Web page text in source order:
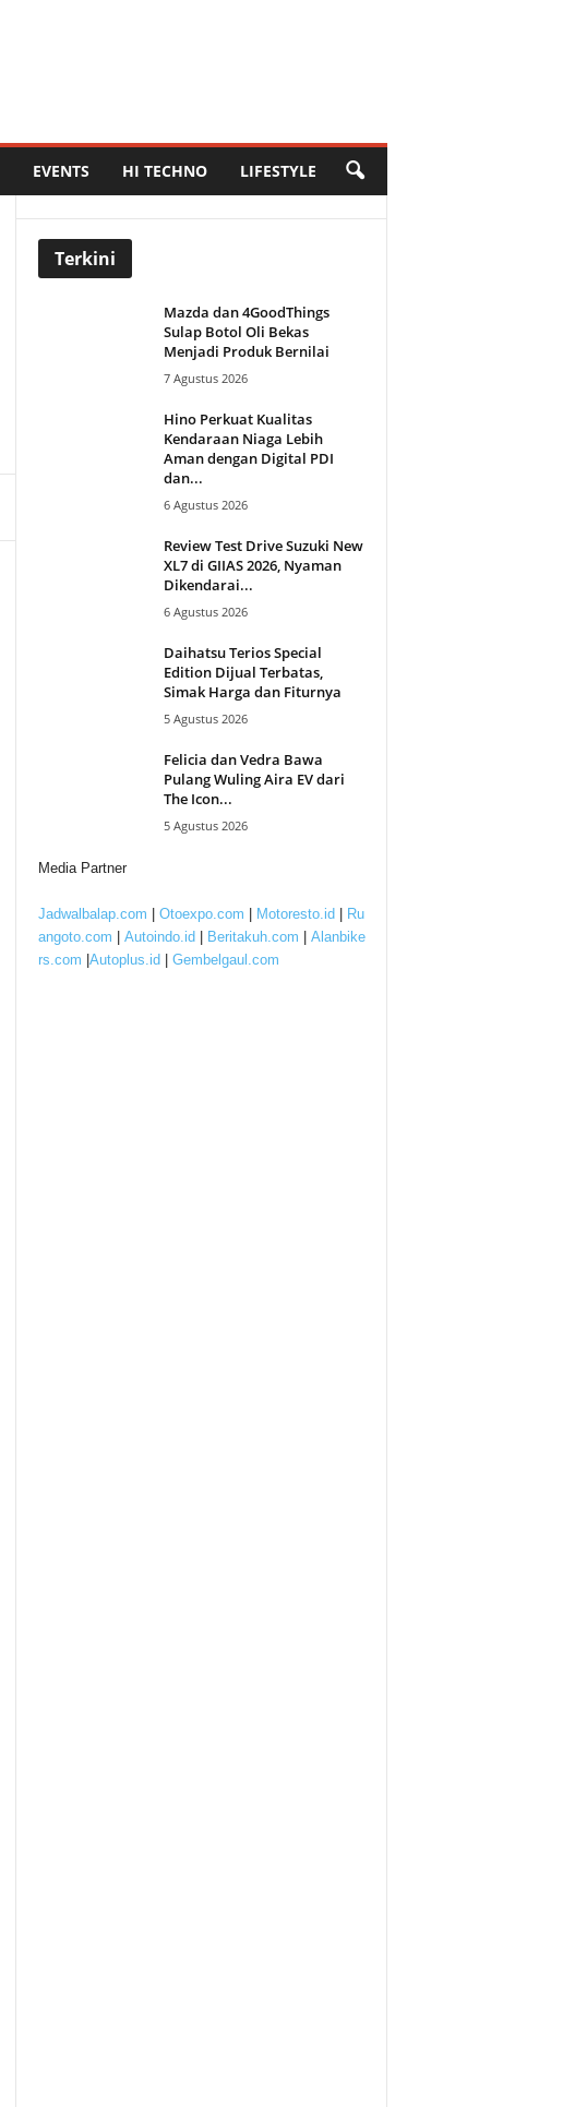
EVENTS HI TECHNO LIFESTYLE
Terkini
Mazda dan 4GoodThings
Sulap Botol Oli Bekas
Menjadi Produk Bernilai
7 Agustus 2026
Hino Perkuat Kualitas
Kendaraan Niaga Lebih
Aman dengan Digital PDI
dan...
6 Agustus 2026
Review Test Drive Suzuki New
XL7 di GIIAS 2026, Nyaman
Dikendarai...
6 Agustus 2026
Daihatsu Terios Special
Edition Dijual Terbatas,
Simak Harga dan Fiturnya
5 Agustus 2026
Felicia dan Vedra Bawa
Pulang Wuling Aira EV dari
The Icon...
5 Agustus 2026
Media Partner
Jadwalbalap.com Otoexpo.com Motoresto.id
Ru
angoto.com
Autoindo.id Beritakuh.com
Alanbike
rs.com Autoplus.id Gembelgaul.com